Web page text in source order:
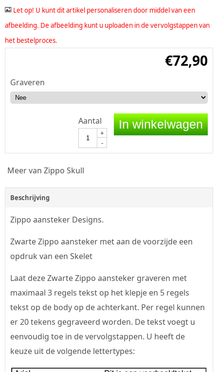
Let op! U kunt dit artikel personaliseren door middel van een
afbeelding. De afbeelding kunt u uploaden in de vervolgstappen van
het bestelproces.
€72,90
Graveren
Aantal
+
-
In winkelwagen
Meer van Zippo Skull
Beschrijving
Zippo aansteker Designs.
Zwarte Zippo aansteker met aan de voorzijde een
opdruk van een Skelet
Laat deze Zwarte Zippo aansteker graveren met
maximaal 3 regels tekst op het klepje en 5 regels
tekst op de body op de achterkant. Per regel kunnen
er 20 tekens gegraveerd worden. De tekst voegt u
eenvoudig toe in de vervolgstappen. U heeft de
keuze uit de volgende lettertypes: